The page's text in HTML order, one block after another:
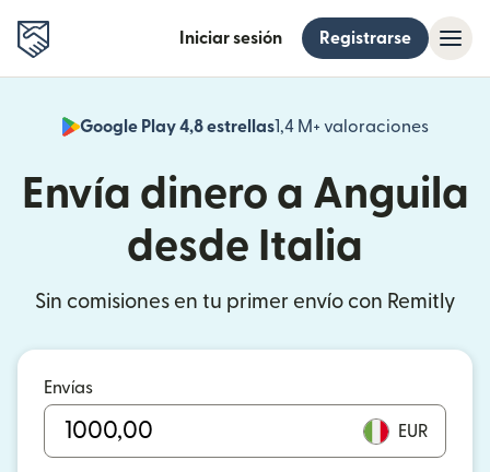
Iniciar sesión Registrarse
Google Play 4,8 estrellas1,4 M+ valoraciones
(se
Envía dinero a Anguila
desde Italia
Sin comisiones en tu primer envío con Remitly
Envías
EUR